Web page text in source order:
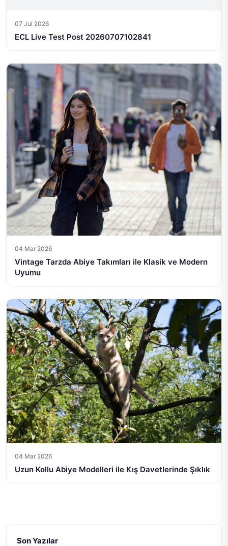
07 Jul 2026
ECL Live Test Post 20260707102841
04 Mar 2026
Vintage Tarzda Abiye Takımları ile Klasik ve Modern
Uyumu
04 Mar 2026
Uzun Kollu Abiye Modelleri ile Kış Davetlerinde Şıklık
Son Yazılar